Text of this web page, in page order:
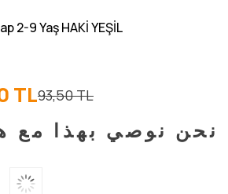
2-9 Yaş HAKİ YEŞİL
93,50 TL
TL
نحن نوصي بهذا مع